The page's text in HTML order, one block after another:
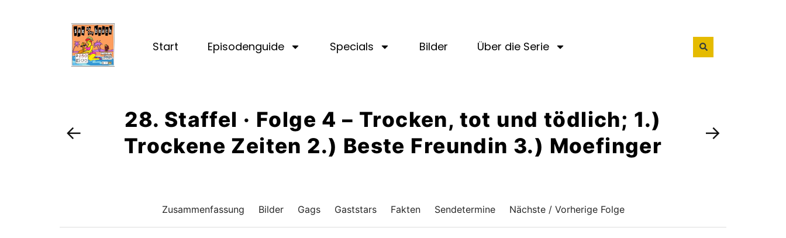
Start Episodenguide Specials Bilder Über die Serie
←
28. Staffel · Folge 4 – Trocken, tot und tödlich; 1.)
Trockene Zeiten 2.) Beste Freundin 3.) Moefinger
→
Zusammenfassung Bilder Gags Gaststars Fakten Sendetermine Nächste / Vorherige Folge